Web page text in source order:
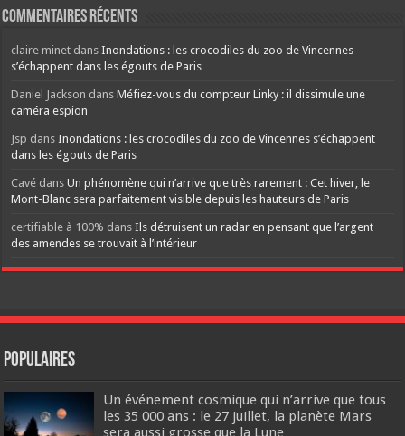
Commentaires récents
claire minet dansInondations : les crocodiles du zoo de Vincennes
s’échappent dans les égouts de Paris
Daniel Jackson dansMéfiez-vous du compteur Linky : il dissimule une
caméra espion
Jsp dansInondations : les crocodiles du zoo de Vincennes s’échappent
dans les égouts de Paris
Cavé dansUn phénomène qui n’arrive que très rarement : Cet hiver, le
Mont-Blanc sera parfaitement visible depuis les hauteurs de Paris
certifiable à 100% dansIls détruisent un radar en pensant que l’argent
des amendes se trouvait à l’intérieur
Populaires
Un événement cosmique qui n’arrive que tous
les 35 000 ans : le 27 juillet, la planète Mars
sera aussi grosse que la Lune